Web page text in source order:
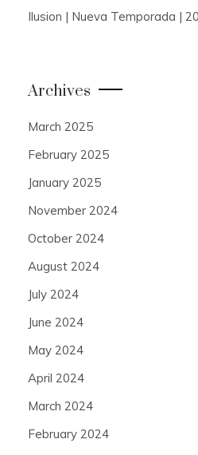
Ilusion | Nueva Temporada |
Archives
March 2025
February 2025
January 2025
November 2024
October 2024
August 2024
July 2024
June 2024
May 2024
April 2024
March 2024
February 2024